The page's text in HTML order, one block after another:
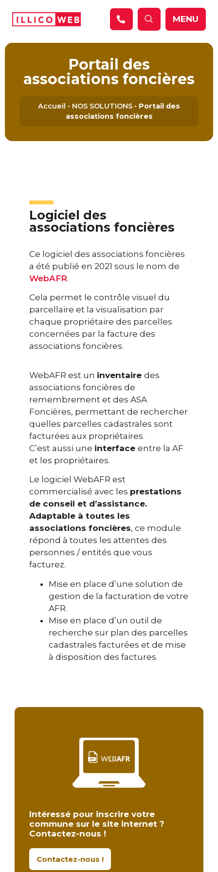
MENU
Portail des
associations foncières
Accueil • NOS SOLUTIONS • Portail des
associations foncières
Logiciel des
associations foncières
Ce logiciel des associations foncières
a été publié en 2021 sous le nom de
WebAFR.
Cela permet le contrôle visuel du
parcellaire et la visualisation par
chaque propriétaire des parcelles
concernées par la facture des
associations foncières.
WebAFR est un inventaire des
associations foncières de
remembrement et des ASA
Foncières, permettant de rechercher
quelles parcelles cadastrales sont
facturées aux propriétaires.
C’est aussi une interface entre la AF
et les propriétaires.
Le logiciel WebAFR est
commercialisé avec les prestations
de conseil et d’assistance.
Adaptable à toutes les
associations foncières, ce module
répond à toutes les attentes des
personnes / entités que vous
facturez.
Mise en place d’une solution de
gestion de la facturation de votre
AFR.
Mise en place d’un outil de
recherche sur plan des parcelles
cadastrales facturées et de mise
à disposition des factures.
Intéressé pour inscrire votre
commune sur le site internet ?
Contactez-nous !
Contactez-nous !
Panneau de gestion des cookies